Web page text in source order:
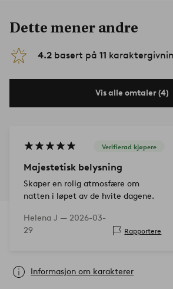
Dette mener andre
4.2 basert på 11
Vis alle omtaler (4)
Verifierad kjøpere
Majestetisk belysning
Skaper en rolig atmosfære om
natten i løpet av de hvite dagene.
Helena J — 2026-03-
29
Rapportere
Informasjon om karakterer